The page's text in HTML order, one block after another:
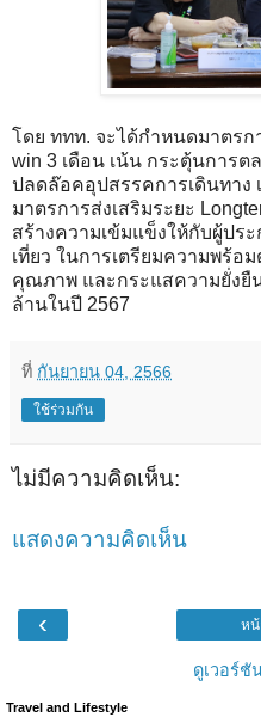
โดย​ ททท.​ จะได้กำหนดมาตรก
win 3 เดือน​ เน้น กระตุ้นการต
ปลดล๊อคอุปสรรคการเดินทาง
มาตรการส่งเสริมระยะ​
สร้างความเข้มแข็งให้กับผู้ปร
เที่ยว ในการเตรียมความพร้อ
คุณภาพ​ และกระแสความยั่งยื
ล้านในปี 2567
ที่ กันยายน 04, 2566
ใช้ร่วมกัน
ไม่มีความคิดเห็น:
แสดงความคิดเห็น
‹ หน้
ดูเวอร์ชั
Travel and Lifestyle